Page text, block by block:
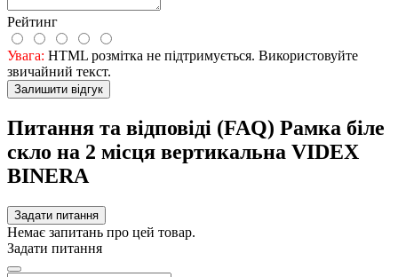
Рейтинг
Увага: HTML розмітка не підтримується. Використовуйте
звичайний текст.
Залишити відгук
Питання та відповіді (FAQ) Рамка біле
скло на 2 місця вертикальна VIDEX
BINERA
Задати питання
Немає запитань про цей товар.
Задати питання